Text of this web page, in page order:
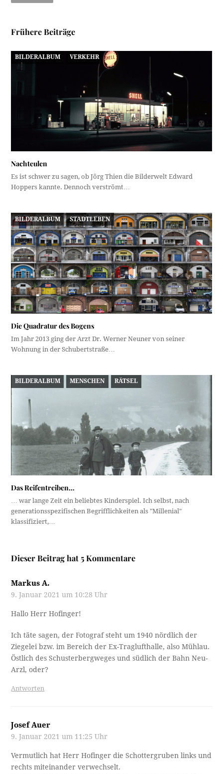
Frühere Beiträge
BILDERALBUM VERKEHR
Nachteulen
Es ist schwer zu sagen, ob Jörg Thien die Bilderwelt Edward
Hoppers kannte. Dennoch verströmt…
BILDERALBUM STADTLEBEN
Die Quadratur des Bogens
Im Jahr 2013 ging der Arzt Dr. Werner Neuner von seiner
Wohnung in der Schubertstraße…
BILDERALBUM MENSCHEN RÄTSEL
Das Reifentreiben…
… war lange Zeit ein beliebtes Kinderspiel. Ich selbst, nach
generationsspezifischen Begrifflichkeiten als "Millenial"
klassifiziert,…
Dieser Beitrag hat 5 Kommentare
Markus A.
9. Januar 2021 um 10:28 Uhr
Hallo Herr Hofinger!
Ich täte sagen, der Fotograf steht um 1940 nördlich der
Ziegelei bzw. im Bereich der Ex-Traglufthalle, also Mühlau.
Östlich des Schusterbergweges und südlich der Bahn Neu-
Arzl, oder?
Antworten
Josef Auer
9. Januar 2021 um 11:25 Uhr
Vermutlich hat Herr Hofinger die Schottergruben links und
rechts miteinander verwechselt.